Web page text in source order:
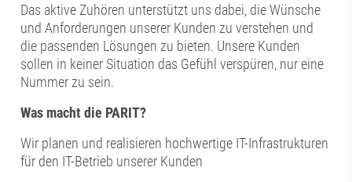
Das aktive Zuhören unterstützt uns dabei, die Wünsche
und Anforderungen unserer Kunden zu verstehen und
die passenden Lösungen zu bieten. Unsere Kunden
sollen in keiner Situation das Gefühl verspüren, nur eine
Nummer zu sein.
Was macht die PARIT?
Wir planen und realisieren hochwertige IT-Infrastrukturen
für den IT-Betrieb unserer Kunden